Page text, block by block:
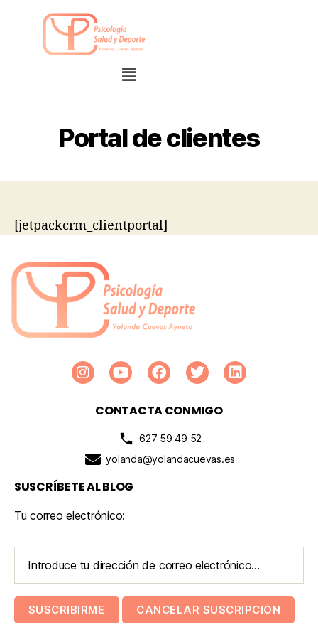
Portal de clientes
[jetpackcrm_clientportal]
CONTACTA CONMIGO
627 59 49 52
yolanda@yolandacuevas.es
SUSCRÍBETE AL BLOG
Tu correo electrónico: